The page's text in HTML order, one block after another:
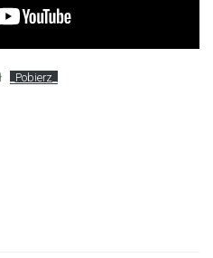
_Pobierz_